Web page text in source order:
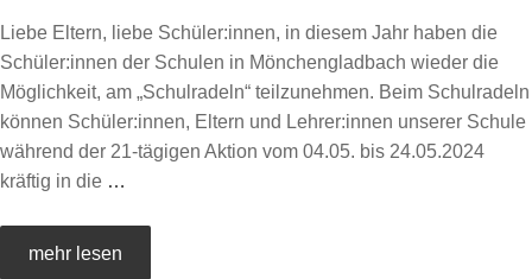
Liebe Eltern, liebe Schüler:innen, in diesem Jahr haben die
Schüler:innen der Schulen in Mönchengladbach wieder die
Möglichkeit, am „Schulradeln“ teilzunehmen. Beim Schulradeln
können Schüler:innen, Eltern und Lehrer:innen unserer Schule
während der 21-tägigen Aktion vom 04.05. bis 24.05.2024
kräftig in die …
mehr lesen